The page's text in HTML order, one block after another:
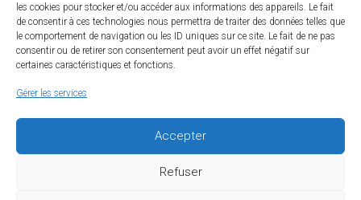
les cookies pour stocker et/ou accéder aux informations des appareils. Le fait
de consentir à ces technologies nous permettra de traiter des données telles que
le comportement de navigation ou les ID uniques sur ce site. Le fait de ne pas
consentir ou de retirer son consentement peut avoir un effet négatif sur
certaines caractéristiques et fonctions.
Gérer les services
Accepter
Refuser
BESOIN DE PLUS D'INFOS ? N' HÉSITEZ PAS À
NOUS CONTACTER !